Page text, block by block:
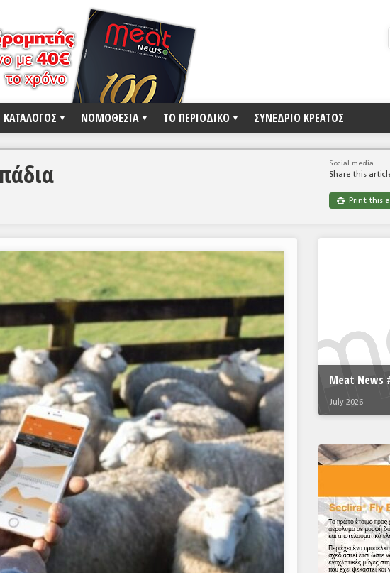
ΝΟΜΟΘΕΣΙΑ ΤΟ ΠΕΡΙΟΔΙΚΟ ΣΥΝΕΔΡΙΟ ΚΡΕΑΤΟΣ
Social media
Share this
 Print this
Meat News
July 2026